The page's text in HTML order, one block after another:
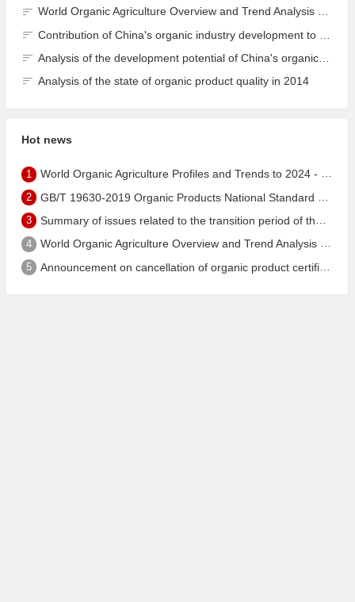
World Organic Agriculture Overview and Trend Analysis 2022 - Global Organic Farmland Status and Organic Food (including Beverages) Market
Contribution of China's organic industry development to the construction of ecological civilisation
Analysis of the development potential of China's organic industry
Analysis of the state of organic product quality in 2014
Hot news
1 World Organic Agriculture Profiles and Trends to 2024 - China's Organic Market Ranks Third in the World
2 GB/T 19630-2019 Organic Products National Standard has been published!
3 Summary of issues related to the transition period of the new EU organic regulation EU848/2018
4 World Organic Agriculture Overview and Trend Analysis 2022 - Global Organic Farmland Status and Organic Food (including Beverages) Market
5 Announcement on cancellation of organic product certification of Dalian Shengfang Organic Food Co. Ltd.